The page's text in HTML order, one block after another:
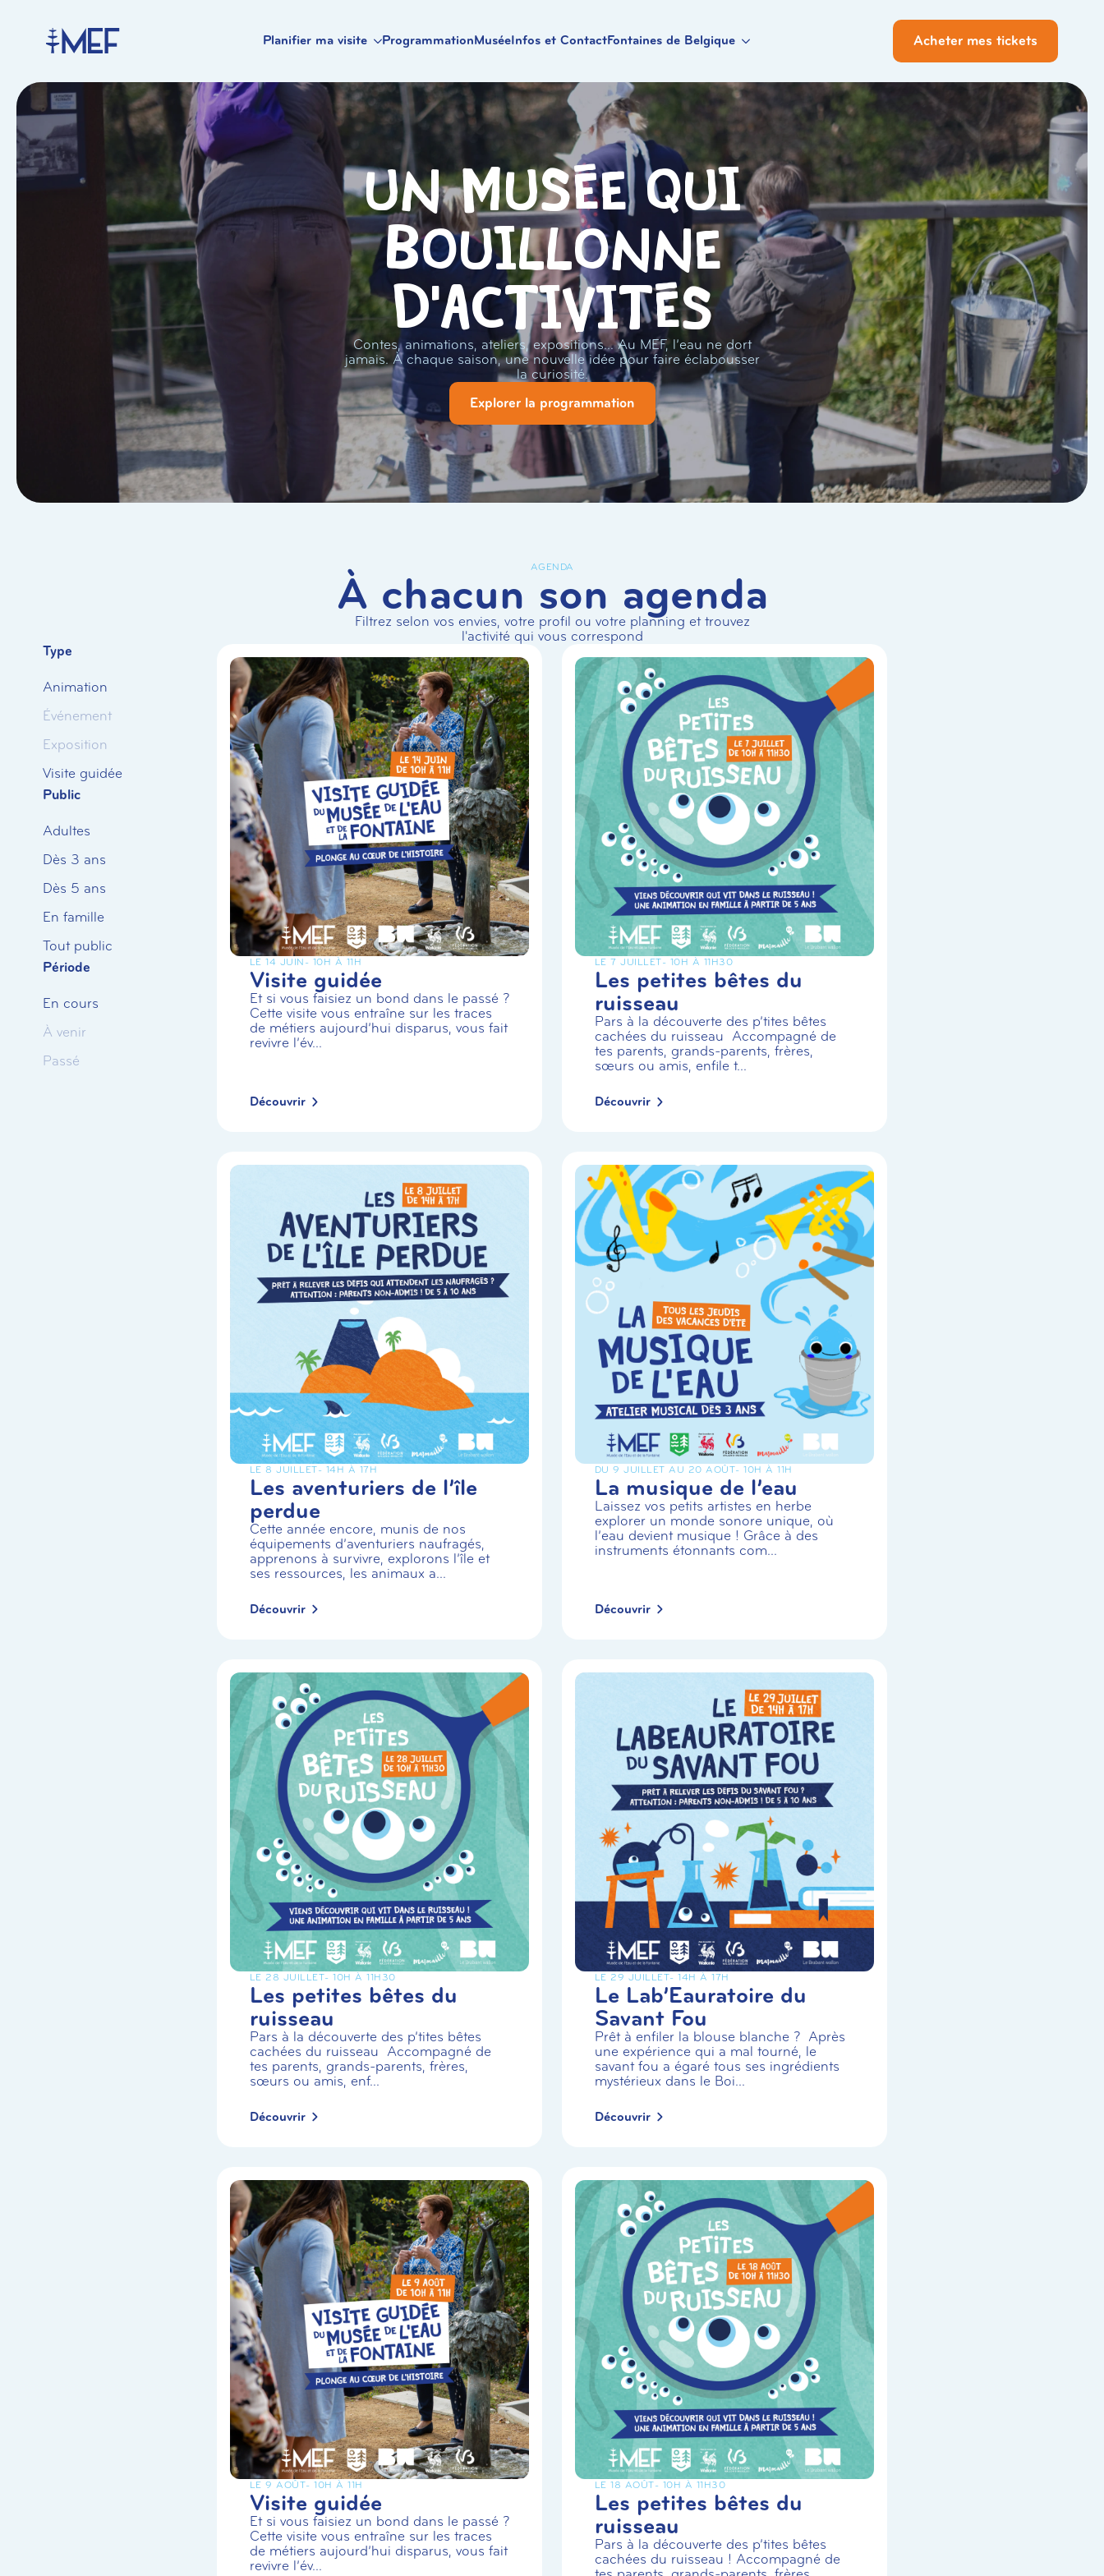
Planifier ma visite ProgrammationMuséeInfos et ContactFontaines de Belgique Acheter mes tickets
Un musée qui
bouillonne
d'activités
Contes, animations, ateliers, expositions… Au MEF, l’eau ne dort
jamais. À chaque saison, une nouvelle idée pour faire éclabousser
la curiosité.
Explorer la programmation
AGENDA
À chacun son agenda
Filtrez selon vos envies, votre profil ou votre planning et trouvez
l'activité qui vous correspond
Type
Animation
Événement
Exposition
Visite guidée
Public
Adultes
Dès 3 ans
Dès 5 ans
En famille
Tout public
Période
En cours
À venir
Passé
LE 14 JUIN - 10H À 11H
Visite guidée
Et si vous faisiez un bond dans le passé ?
Cette visite vous entraîne sur les traces
de métiers aujourd’hui disparus, vous fait
revivre l’év...
Découvrir
LE 7 JUILLET- 10H À 11H30
Les petites bêtes du
ruisseau
Pars à la découverte des p’tites bêtes
cachées du ruisseau Accompagné de
tes parents, grands-parents, frères,
sœurs ou amis, enfile t...
Découvrir
LE 8 JUILLET- 14H À 17H
Les aventuriers de l’île
perdue
Cette année encore, munis de nos
équipements d’aventuriers naufragés,
apprenons à survivre, explorons l’île et
ses ressources, les animaux a...
Découvrir
DU 9 JUILLET AU 20 AOÛT- 10H À 11H
La musique de l’eau
Laissez vos petits artistes en herbe
explorer un monde sonore unique, où
l’eau devient musique ! Grâce à des
instruments étonnants com...
Découvrir
LE 28 JUILLET- 10H À 11H30
Les petites bêtes du
ruisseau
Pars à la découverte des p’tites bêtes
cachées du ruisseau Accompagné de
tes parents, grands-parents, frères,
sœurs ou amis, enf...
Découvrir
LE 29 JUILLET- 14H À 17H
Le Lab’Eauratoire du
Savant Fou
Prêt à enfiler la blouse blanche ? Après
une expérience qui a mal tourné, le
savant fou a égaré tous ses ingrédients
mystérieux dans le Boi...
Découvrir
LE 9 AOÛT- 10H À 11H
Visite guidée
Et si vous faisiez un bond dans le passé ?
Cette visite vous entraîne sur les traces
de métiers aujourd’hui disparus, vous fait
revivre l’év...
LE 18 AOÛT- 10H À 11H30
Les petites bêtes du
ruisseau
Pars à la découverte des p’tites bêtes
cachées du ruisseau ! Accompagné de